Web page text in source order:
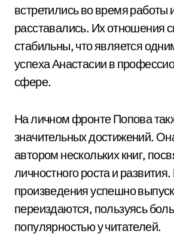
встретились во время работы
расставались. Их отношения
стабильны, что является
успеха Анастасии в
сфере.
На личном фронте Попова
значительных достижений.
автором нескольких книг,
личностного роста и
произведения успешно
переиздаются, пользуясь
популярностью у читателей.